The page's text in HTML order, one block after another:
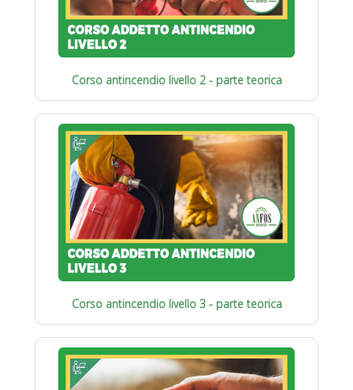
Corso antincendio livello 2 - parte teorica
Corso antincendio livello 3 - parte teorica